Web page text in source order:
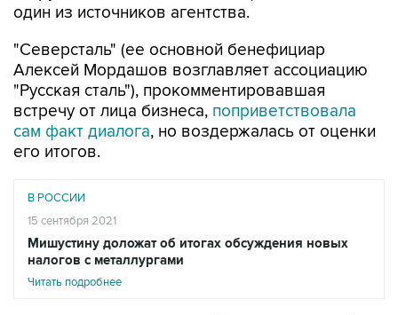
один из источников агентства.
"Северсталь" (ее основной бенефициар
Алексей Мордашов возглавляет ассоциацию
"Русская сталь"), прокомментировавшая
встречу от лица бизнеса, поприветствовала
сам факт диалога, но воздержалась от оценки
его итогов.
В РОССИИ
15 сентября 2021
Мишустину доложат об итогах обсуждения новых
налогов с металлургами
Читать подробнее